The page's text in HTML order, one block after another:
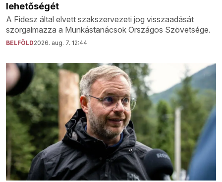
lehetőségét
A Fidesz által elvett szakszervezeti jog visszaadását
szorgalmazza a Munkástanácsok Országos Szövetsége.
BELFÖLD2026. aug. 7. 12:44